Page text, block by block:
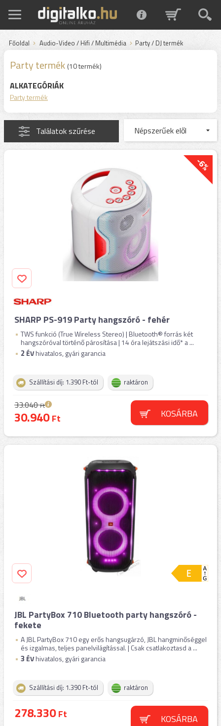
Főoldal Audio-Video / Hifi / Multimédia Party / DJ termék
Party termék (10 termék)
ALKATEGÓRIÁK
Party termék
Találatok szűrése
-6%
SHARP PS-919 Party hangszóró - fehér
TWS funkció (True Wireless Stereo) | Bluetooth® forrás két
hangszóróval történő párosítása | 14 óra lejátszási idő* a ...
2 ÉVhivatalos, gyári garancia
Szállítási díj: 1.390 Ft-tól raktáron
33.040Ft
30.940Ft KOSÁRBA
JBL PartyBox 710 Bluetooth party hangszóró -
fekete
A JBL PartyBox 710 egy erős hangsugárzó, JBL hangminőséggel
és izgalmas, teljes panelvilágítással. | Csak csatlakoztasd a ...
3 ÉVhivatalos, gyári garancia
Szállítási díj: 1.390 Ft-tól raktáron
278.330Ft KOSÁRBA